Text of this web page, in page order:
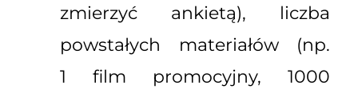
zmierzyć ankietą), liczba
powstałych materiałów (np.
1 film promocyjny, 1000